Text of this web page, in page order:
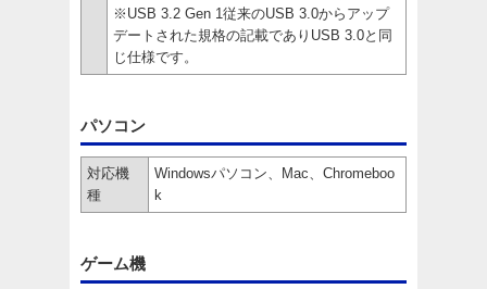
※USB 3.2 Gen 1従来のUSB 3.0からアップ
デートされた規格の記載でありUSB 3.0と同
じ仕様です。
パソコン
対応機
種
Windowsパソコン、Mac、Chromeboo
k
ゲーム機